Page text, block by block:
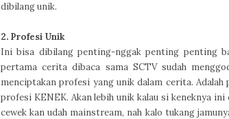
dibilang unik.
2. Profesi Unik
Ini bisa dibilang penting-nggak penting penting
pertama cerita dibaca sama SCTV sudah
menciptakan profesi yang unik dalam cerita.
profesi KENEK. Akan lebih unik kalau si keneknya
cewek kan udah mainstream, nah kalo tukang